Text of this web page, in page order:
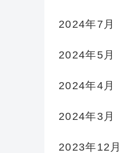
2024年7月
2024年5月
2024年4月
2024年3月
2023年12月